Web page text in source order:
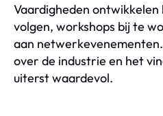
Vaardigheden ontwikkelen
volgen, workshops bij te
aan
over de industrie en het
uiterst waardevol.